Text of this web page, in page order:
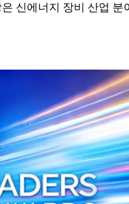
신에너지 장비 산업